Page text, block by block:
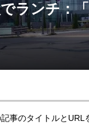
ランチ：
記事のタイトルとURL